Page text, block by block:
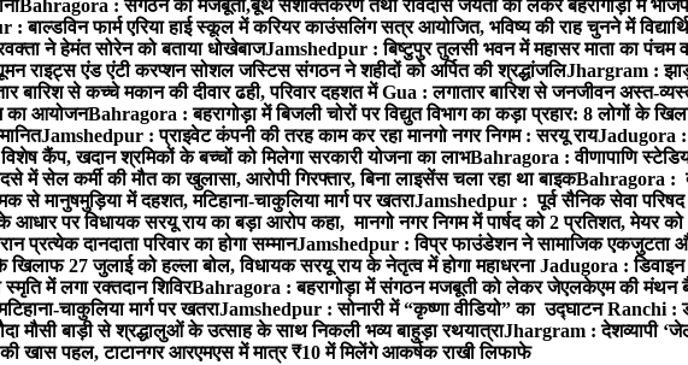
Bahragora : संगठन की मजबूती,बूथ सशक्तिकरण तथा रविदास जयंती को लेकर बहरागोड़ा में
बाल्डविन फार्म एरिया हाई स्कूल में करियर काउंसलिंग सत्र आयोजित, भविष्य की राह चुनने में
ने हेमंत सोरेन को बताया धोखेबाजJamshedpur : बिष्टुपुर तुलसी भवन में महासर माता का पंचम
राइट्स एंड एंटी करप्शन सोशल जस्टिस संगठन ने शहीदों को अर्पित की श्रद्धांजलिJhargram :
बारिश से कच्चे मकान की दीवार ढही, परिवार दहशत मेंGua : लगातार बारिश से जनजीवन अस्त-
का आयोजनBahragora : बहरागोड़ा में बिजली चोरों पर विद्युत विभाग का कड़ा प्रहार: 8 लोगों के
Jamshedpur : प्राइवेट कंपनी की तरह काम कर रहा मानगो नगर निगम : सरयू रायJadugora :
कैंप, खदान श्रमिकों के बच्चों को मिलेगा सरकारी योजना का लाभBahragora : वीणापाणि
में सेल कर्मी की मौत का खुलासा, आरोपी गिरफ्तार, बिना लाइसेंस चला रहा था बाइकBahragora :
मानुषमुड़िया में दहशत, मटिहाना-चाकुलिया मार्ग पर खतराJamshedpur : पूर्व सैनिक सेवा परिषद
आधार पर विधायक सरयू राय का बड़ा आरोप कहा, मानगो नगर निगम में पार्षद को 2 प्रतिशत, मेयर
प्रत्येक दानदाता परिवार का होगा सम्मानJamshedpur : विप्र फाउंडेशन ने सामाजिक एकजुटता और
खिलाफ 27 जुलाई को हल्ला बोल, विधायक सरयू राय के नेतृत्व में होगा महाधरनाJadugora :
में लगा रक्तदान शिविरBahragora : बहरागोड़ा में संगठन मजबूती को लेकर जेएलकेएम की मंथन
चाकुलिया मार्ग पर खतराJamshedpur : सोनारी में “कृष्णा वीडियो” का उद्घाटनRanchi :
मौसी बाड़ी से श्रद्धालुओं के उत्साह के साथ निकली भव्य बाहुड़ा रथयात्राJhargram : देशव्यापी
खास पहल, टाटानगर आरएमएस में मात्र ₹10 में मिलेंगे आकर्षक राखी लिफाफे